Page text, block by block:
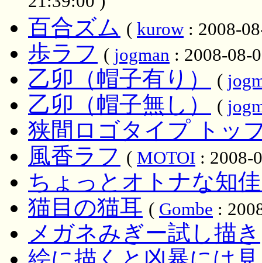
百合ズム ( kurow: 2008-
歩ラフ ( jogman : 2008-08-
乙卯（帽子有り） (
乙卯（帽子無し） (
狭間ロゴタイプ トッ
風香ラフ ( MOTOI : 2008-
ちょっとオトナな知
猫目の猫耳 ( Gombe :
メガネみぎー試し描き